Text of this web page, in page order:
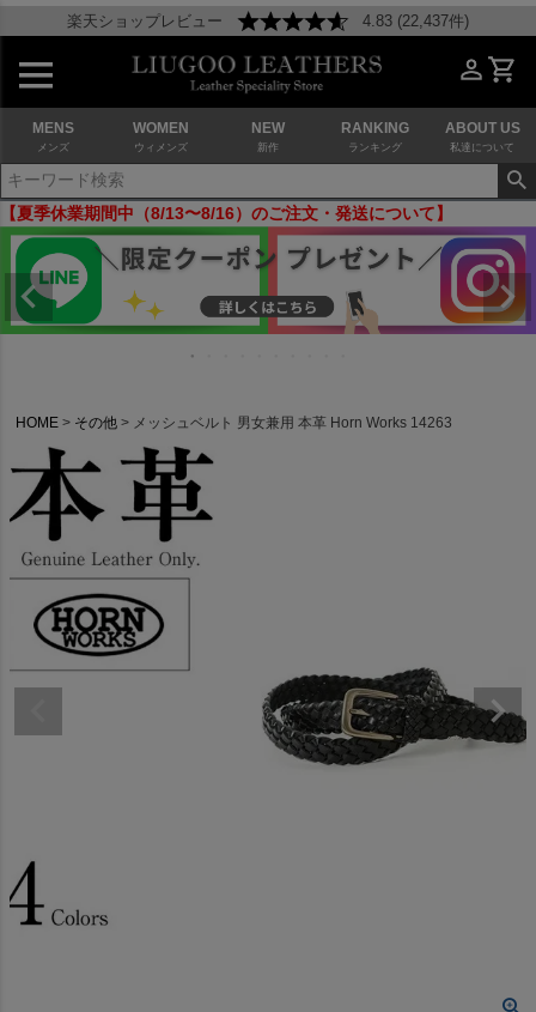
楽天ショップレビュー 4.83 (22,437件)
MENS
メンズ
WOMEN
ウィメンズ
NEW
新作
RANKING
ランキング
ABOUT US
私達について
【夏季休業期間中（8/13〜8/16）のご注文・発送について】
HOME その他 メッシュベルト 男女兼用 本革 Horn Works 14263